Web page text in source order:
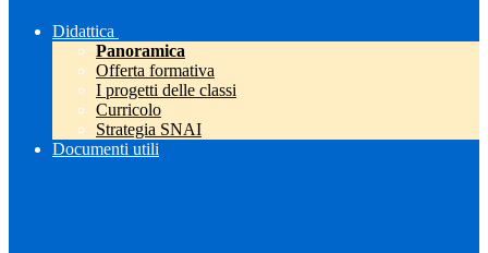
Didattica
Panoramica
Offerta formativa
I progetti delle classi
Curricolo
Strategia SNAI
Documenti utili